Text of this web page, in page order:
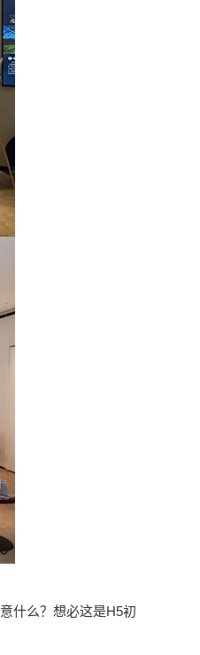
什么？想必这是H5初